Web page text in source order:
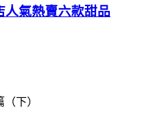
人氣熱賣六款甜品